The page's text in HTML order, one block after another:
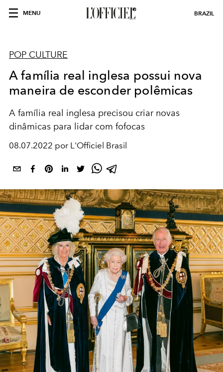
MENU BRAZIL
POP CULTURE
A família real inglesa possui nova
maneira de esconder polêmicas
A família real inglesa precisou criar novas
dinâmicas para lidar com fofocas
08.07.2022 por L'Officiel Brasil